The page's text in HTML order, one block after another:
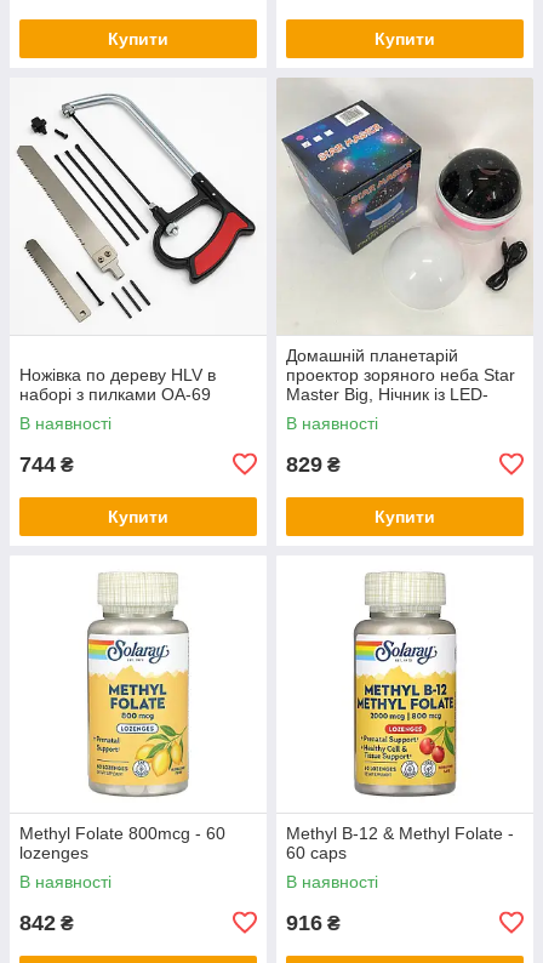
Купити Купити
Ножівка по дереву HLV в
наборі з пилками OA-69
В наявності
744 ₴
Купити
Домашній планетарій
проектор зоряного неба Star
Master Big, Нічник із LED-
підсвічуванням від USB QX-
45
В наявності
829 ₴
Купити
Methyl Folate 800mcg - 60
lozenges
В наявності
842 ₴
Methyl B-12 & Methyl Folate -
60 caps
В наявності
916 ₴